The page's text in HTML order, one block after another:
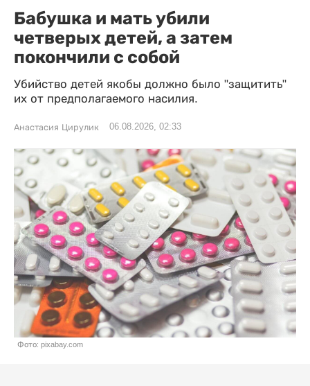
Бабушка и мать убили
четверых детей, а затем
покончили с собой
Убийство детей якобы должно было "защитить"
их от предполагаемого насилия.
Анастасия Цирулик 06.08.2026, 02:33
Фото: pixabay.com